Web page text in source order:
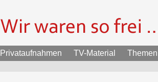
Privataufnahmen TV-Material Themen